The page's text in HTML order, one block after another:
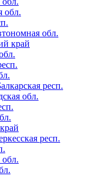
обл.
обл.
край
респ.
обл.
респ.
обл.